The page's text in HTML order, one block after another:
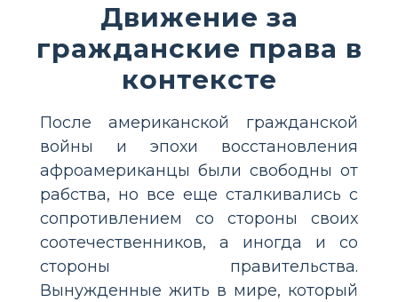
Движение за
гражданские права в
контексте
После американской гражданской
войны и эпохи восстановления
афроамериканцы были свободны от
рабства, но все еще сталкивались с
сопротивлением со стороны своих
соотечественников, а иногда и со
стороны правительства.
Вынужденные жить в мире, который